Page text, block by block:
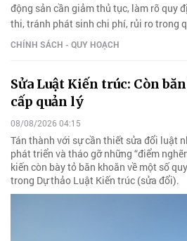
động sản cần giảm thủ tục, làm rõ quy
thi, tránh phát sinh chi phí, rủi ro trong
CHÍNH SÁCH - QUY HOẠCH
Sửa Luật Kiến trúc: Còn
cấp quản lý
08/08/2026 04:15
Tán thành với sự cần thiết sửa đổi luật
phát triển và tháo gỡ những “điểm
kiến còn bày tỏ băn khoăn về một số
trong Dự thảo Luật Kiến trúc (sửa đổi).